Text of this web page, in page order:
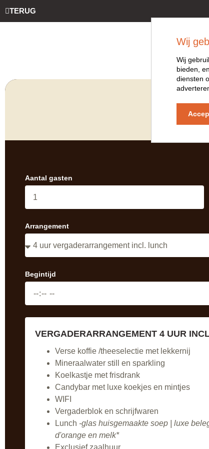
TERUG
Aantal gasten
Arrangement
Begintijd
VERGADERARRANGEMENT 4 UUR
Verse koffie /theeselectie met lekkernij
Mineraalwater still en sparkling
Koelkastje met frisdrank
Candybar met luxe koekjes en mintjes
WIFI
Vergaderblok en schrijfwaren
Lunch -glas huisgemaakte soep | luxe
d'orange en melk*
Exclusief zaalhuur
Wij
Wij
bieden,
diensten